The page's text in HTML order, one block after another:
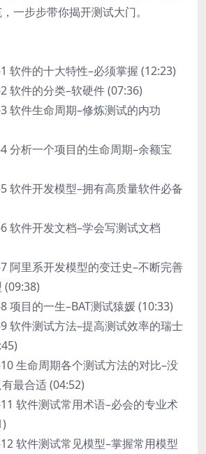
一步步带你揭开测试大门。
软件的十大特性–必须掌握 (12:23)
软件的分类–软硬件 (07:36)
软件生命周期–修炼测试的内功
分析一个项目的生命周期–余额宝
软件开发模型–拥有高质量软件必备
软件开发文档–学会写测试文档
阿里系开发模型的变迁史–不断完善
(09:38)
项目的一生–BAT测试猿媛 (10:33)
软件测试方法–提高测试效率的瑞士
生命周期各个测试方法的对比–没
最合适 (04:52)
软件测试常用术语–必会的专业术
软件测试常见模型–掌握常用模型